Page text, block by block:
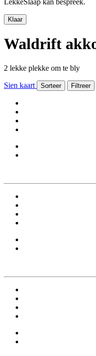
Klaar
Waldrift
2 lekke plekke om te bly
Sien kaart Sorteer Filtreer